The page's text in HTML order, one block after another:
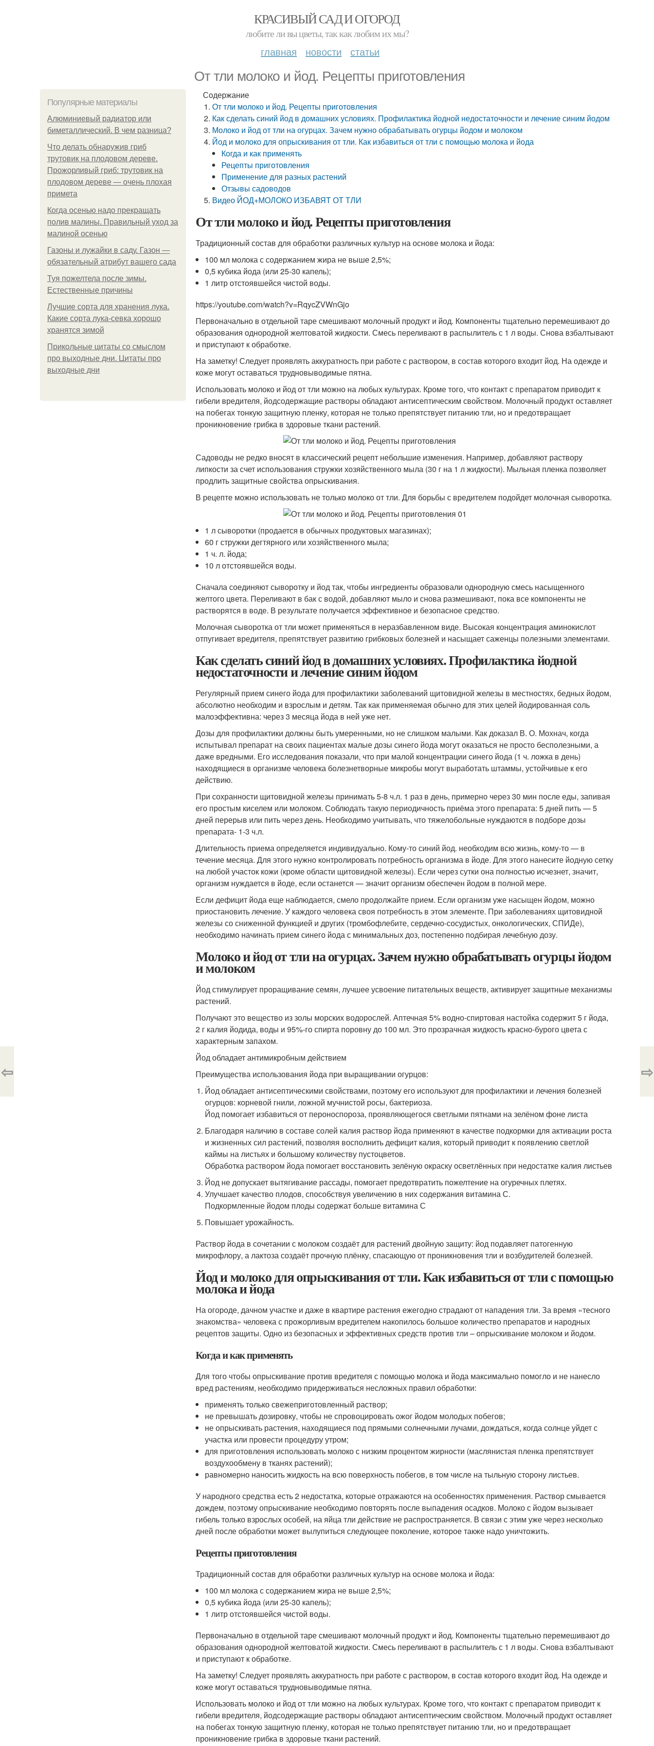
КРАСИВЫЙ САД И ОГОРОД
любите ли вы цветы, так как любим их мы?
главная новости статьи
От тли молоко и йод. Рецепты приготовления
Популярные материалы
Алюминиевый радиатор или
биметаллический. В чем разница?
Что делать обнаружив гриб
трутовик на плодовом дереве.
Прожорливый гриб: трутовик на
плодовом дереве — очень плохая
примета
Когда осенью надо прекращать
полив малины. Правильный уход за
малиной осенью
Газоны и лужайки в саду. Газон —
обязательный атрибут вашего сада
Туя пожелтела после зимы.
Естественные причины
Лучшие сорта для хранения лука.
Какие сорта лука-севка хорошо
хранятся зимой
Прикольные цитаты со смыслом
про выходные дни. Цитаты про
выходные дни
Содержание
От тли молоко и йод. Рецепты приготовления
Как сделать синий йод в домашних условиях. Профилактика йодной недостаточности и лечение синим йодом
Молоко и йод от тли на огурцах. Зачем нужно обрабатывать огурцы йодом и молоком
Йод и молоко для опрыскивания от тли. Как избавиться от тли с помощью молока и йода
Когда и как применять
Рецепты приготовления
Применение для разных растений
Отзывы садоводов
Видео ЙОД+МОЛОКО ИЗБАВЯТ ОТ ТЛИ
От тли молоко и йод. Рецепты приготовления
Традиционный состав для обработки различных культур на основе молока и йода:
100 мл молока с содержанием жира не выше 2,5%;
0,5 кубика йода (или 25-30 капель);
1 литр отстоявшейся чистой воды.
https://youtube.com/watch?v=RqycZVWnGjo
Первоначально в отдельной таре смешивают молочный продукт и йод. Компоненты тщательно перемешивают до
образования однородной желтоватой жидкости. Смесь переливают в распылитель с 1 л воды. Снова взбалтывают
и приступают к обработке.
На заметку! Следует проявлять аккуратность при работе с раствором, в состав которого входит йод. На одежде и
коже могут оставаться трудновыводимые пятна.
Использовать молоко и йод от тли можно на любых культурах. Кроме того, что контакт с препаратом приводит к
гибели вредителя, йодсодержащие растворы обладают антисептическим свойством. Молочный продукт оставляет
на побегах тонкую защитную пленку, которая не только препятствует питанию тли, но и предотвращает
проникновение грибка в здоровые ткани растений.
Садоводы не редко вносят в классический рецепт небольшие изменения. Например, добавляют раствору
липкости за счет использования стружки хозяйственного мыла (30 г на 1 л жидкости). Мыльная пленка позволяет
продлить защитные свойства опрыскивания.
В рецепте можно использовать не только молоко от тли. Для борьбы с вредителем подойдет молочная сыворотка.
1 л сыворотки (продается в обычных продуктовых магазинах);
60 г стружки дегтярного или хозяйственного мыла;
1 ч. л. йода;
10 л отстоявшейся воды.
Сначала соединяют сыворотку и йод так, чтобы ингредиенты образовали однородную смесь насыщенного
желтого цвета. Переливают в бак с водой, добавляют мыло и снова размешивают, пока все компоненты не
растворятся в воде. В результате получается эффективное и безопасное средство.
Молочная сыворотка от тли может применяться в неразбавленном виде. Высокая концентрация аминокислот
отпугивает вредителя, препятствует развитию грибковых болезней и насыщает саженцы полезными элементами.
Как сделать синий йод в домашних условиях. Профилактика йодной
недостаточности и лечение синим йодом
Регулярный прием синего йода для профилактики заболеваний щитовидной железы в местностях, бедных йодом,
абсолютно необходим и взрослым и детям. Так как применяемая обычно для этих целей йодированная соль
малоэффективна: через 3 месяца йода в ней уже нет.
Дозы для профилактики должны быть умеренными, но не слишком малыми. Как доказал В. О. Мохнач, когда
испытывал препарат на своих пациентах малые дозы синего йода могут оказаться не просто бесполезными, а
даже вредными. Его исследования показали, что при малой концентрации синего йода (1 ч. ложка в день)
находящиеся в организме человека болезнетворные микробы могут выработать штаммы, устойчивые к его
действию.
При сохранности щитовидной железы принимать 5-8 ч.л. 1 раз в день, примерно через 30 мин после еды, запивая
его простым киселем или молоком. Соблюдать такую периодичность приёма этого препарата: 5 дней пить — 5
дней перерыв или пить через день. Необходимо учитывать, что тяжелобольные нуждаются в подборе дозы
препарата- 1-3 ч.л.
Длительность приема определяется индивидуально. Кому-то синий йод. необходим всю жизнь, кому-то — в
течение месяца. Для этого нужно контролировать потребность организма в йоде. Для этого нанесите йодную сетку
на любой участок кожи (кроме области щитовидной железы). Если через сутки она полностью исчезнет, значит,
организм нуждается в йоде, если останется — значит организм обеспечен йодом в полной мере.
Если дефицит йода еще наблюдается, смело продолжайте прием. Если организм уже насыщен йодом, можно
приостановить лечение. У каждого человека своя потребность в этом элементе. При заболеваниях щитовидной
железы со сниженной функцией и других (тромбофлебите, сердечно-сосудистых, онкологических, СПИДе),
необходимо начинать прием синего йода с минимальных доз, постепенно подбирая лечебную дозу.
Молоко и йод от тли на огурцах. Зачем нужно обрабатывать огурцы йодом
и молоком
Йод стимулирует проращивание семян, лучшее усвоение питательных веществ, активирует защитные механизмы
растений.
Получают это вещество из золы морских водорослей. Аптечная 5% водно-спиртовая настойка содержит 5 г йода,
2 г калия йодида, воды и 95%-го спирта поровну до 100 мл. Это прозрачная жидкость красно-бурого цвета с
характерным запахом.
Йод обладает антимикробным действием
Преимущества использования йода при выращивании огурцов:
Йод обладает антисептическими свойствами, поэтому его используют для профилактики и лечения болезней
огурцов: корневой гнили, ложной мучнистой росы, бактериоза.
Йод помогает избавиться от пероноспороза, проявляющегося светлыми пятнами на зелёном фоне листа
Благодаря наличию в составе солей калия раствор йода применяют в качестве подкормки для активации роста
и жизненных сил растений, позволяя восполнить дефицит калия, который приводит к появлению светлой
каймы на листьях и большому количеству пустоцветов.
Обработка раствором йода помогает восстановить зелёную окраску осветлённых при недостатке калия листьев
Йод не допускает вытягивание рассады, помогает предотвратить пожелтение на огуречных плетях.
Улучшает качество плодов, способствуя увеличению в них содержания витамина С.
Подкормленные йодом плоды содержат больше витамина С
Повышает урожайность.
Раствор йода в сочетании с молоком создаёт для растений двойную защиту: йод подавляет патогенную
микрофлору, а лактоза создаёт прочную плёнку, спасающую от проникновения тли и возбудителей болезней.
Йод и молоко для опрыскивания от тли. Как избавиться от тли с помощью
молока и йода
На огороде, дачном участке и даже в квартире растения ежегодно страдают от нападения тли. За время «тесного
знакомства» человека с прожорливым вредителем накопилось большое количество препаратов и народных
рецептов защиты. Одно из безопасных и эффективных средств против тли – опрыскивание молоком и йодом.
Когда и как применять
Для того чтобы опрыскивание против вредителя с помощью молока и йода максимально помогло и не нанесло
вред растениям, необходимо придерживаться несложных правил обработки:
применять только свежеприготовленный раствор;
не превышать дозировку, чтобы не спровоцировать ожог йодом молодых побегов;
не опрыскивать растения, находящиеся под прямыми солнечными лучами, дождаться, когда солнце уйдет с
участка или провести процедуру утром;
для приготовления использовать молоко с низким процентом жирности (маслянистая пленка препятствует
воздухообмену в тканях растений);
равномерно наносить жидкость на всю поверхность побегов, в том числе на тыльную сторону листьев.
У народного средства есть 2 недостатка, которые отражаются на особенностях применения. Раствор смывается
дождем, поэтому опрыскивание необходимо повторять после выпадения осадков. Молоко с йодом вызывает
гибель только взрослых особей, на яйца тли действие не распространяется. В связи с этим уже через несколько
дней после обработки может вылупиться следующее поколение, которое также надо уничтожить.
Рецепты приготовления
Традиционный состав для обработки различных культур на основе молока и йода:
100 мл молока с содержанием жира не выше 2,5%;
0,5 кубика йода (или 25-30 капель);
1 литр отстоявшейся чистой воды.
Первоначально в отдельной таре смешивают молочный продукт и йод. Компоненты тщательно перемешивают до
образования однородной желтоватой жидкости. Смесь переливают в распылитель с 1 л воды. Снова взбалтывают
и приступают к обработке.
На заметку! Следует проявлять аккуратность при работе с раствором, в состав которого входит йод. На одежде и
коже могут оставаться трудновыводимые пятна.
Использовать молоко и йод от тли можно на любых культурах. Кроме того, что контакт с препаратом приводит к
гибели вредителя, йодсодержащие растворы обладают антисептическим свойством. Молочный продукт оставляет
на побегах тонкую защитную пленку, которая не только препятствует питанию тли, но и предотвращает
проникновение грибка в здоровые ткани растений.
⇦ ⇨